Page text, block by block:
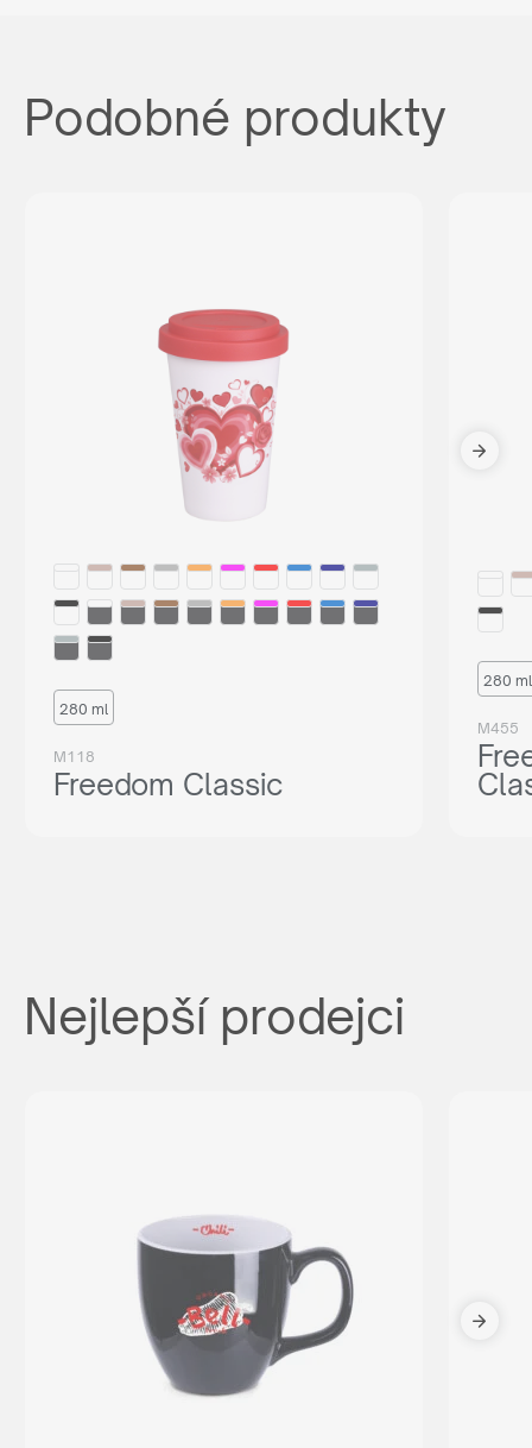
Podobné produkty
280 ml
M118
Freedom Classic
280 ml
M455
Nejlepší prodejci